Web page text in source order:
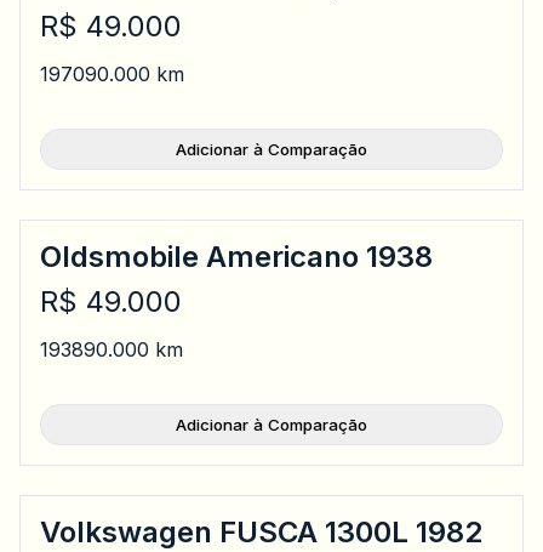
R$ 49.000
197090.000 km
Adicionar à Comparação
Oldsmobile Americano 1938
R$ 49.000
193890.000 km
Adicionar à Comparação
Volkswagen FUSCA 1300L 1982